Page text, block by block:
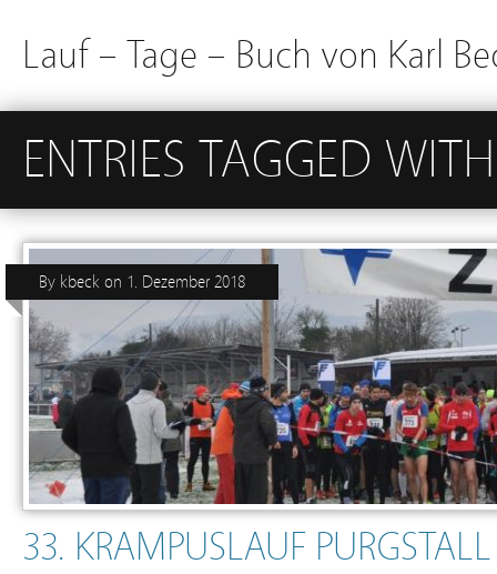
Lauf – Tage – Buch von Karl
ENTRIES TAGGED
33. KRAMPUSLAUF
By kbeck on 1. Dezember 2018